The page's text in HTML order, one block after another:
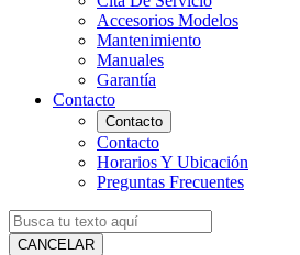
Accesorios Modelos
Mantenimiento
Manuales
Garantía
Contacto
Contacto
Contacto
Horarios Y Ubicación
Preguntas Frecuentes
CANCELAR